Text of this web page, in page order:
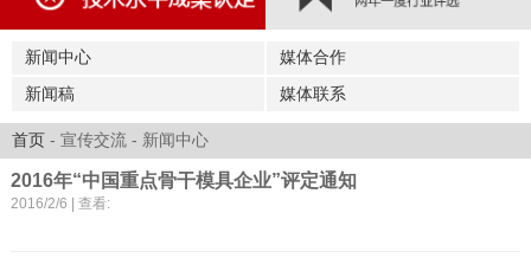
新闻中心 媒体合作
新闻稿 媒体联系
首页 - 宣传交流 - 新闻中心
2016年“中国重点骨干模具企业”评定通知
2016/2/6 | 查看: